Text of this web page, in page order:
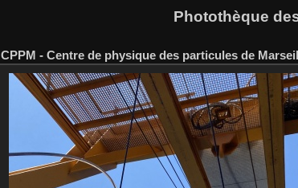
Photothèque
CPPM - Centre de physique des particules de